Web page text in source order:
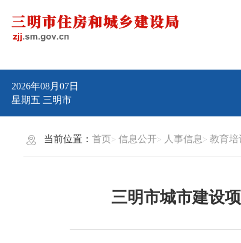
2026年08月07日
星期五 三明市
当前位置：首页 信息公开 人事信息 教育培
三明市城市建设